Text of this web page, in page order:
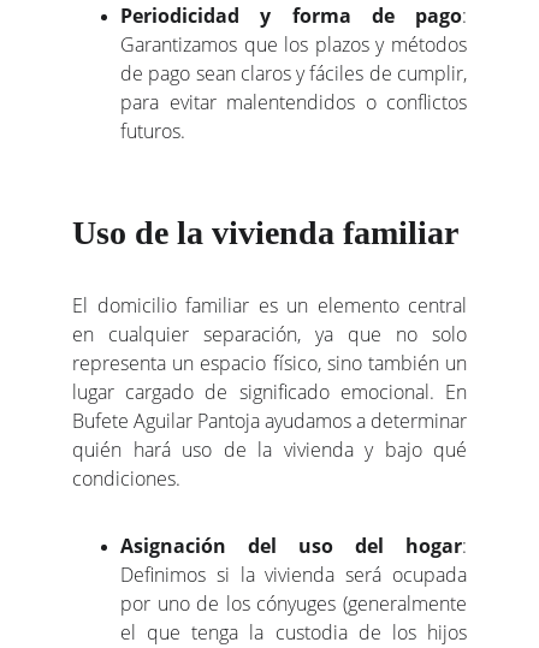
Periodicidad y forma de pago:
Garantizamos que los plazos y métodos
de pago sean claros y fáciles de cumplir,
para evitar malentendidos o conflictos
futuros.
Uso de la vivienda familiar
El domicilio familiar es un elemento central
en cualquier separación, ya que no solo
representa un espacio físico, sino también un
lugar cargado de significado emocional. En
Bufete Aguilar Pantoja ayudamos a determinar
quién hará uso de la vivienda y bajo qué
condiciones.
Asignación del uso del hogar:
Definimos si la vivienda será ocupada
por uno de los cónyuges (generalmente
el que tenga la custodia de los hijos